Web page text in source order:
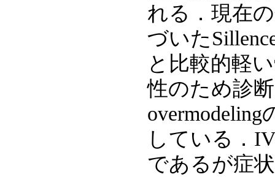
れる．現在
づいた
と比較的軽
性のため診
している．
であるが症